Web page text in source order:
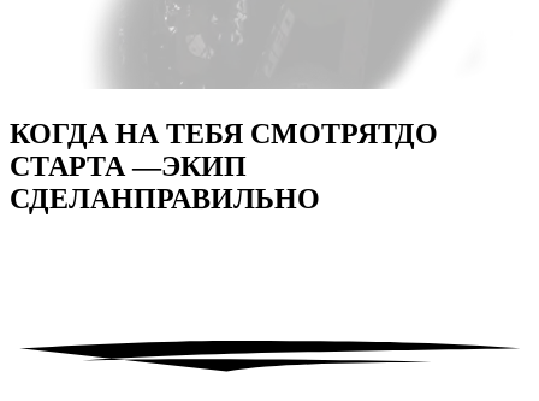
КОГДА НА ТЕБЯ СМОТРЯТДО
СТАРТА —ЭКИП
СДЕЛАНПРАВИЛЬНО